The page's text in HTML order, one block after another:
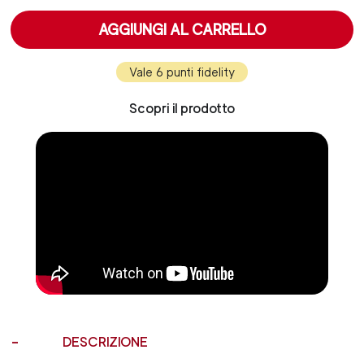
AGGIUNGI AL CARRELLO
Vale 6 punti fidelity
Scopri il prodotto
DESCRIZIONE